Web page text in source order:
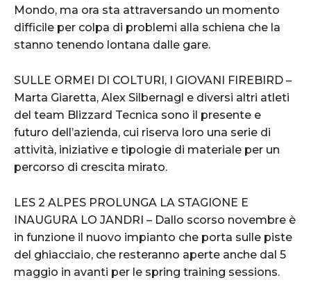
Mondo, ma ora sta attraversando un momento
difficile per colpa di problemi alla schiena che la
stanno tenendo lontana dalle gare.
SULLE ORMEI DI COLTURI, I GIOVANI FIREBIRD –
Marta Giaretta, Alex Silbernagl e diversi altri atleti
del team Blizzard Tecnica sono il presente e
futuro dell’azienda, cui riserva loro una serie di
attività, iniziative e tipologie di materiale per un
percorso di crescita mirato.
LES 2 ALPES PROLUNGA LA STAGIONE E
INAUGURA LO JANDRI – Dallo scorso novembre è
in funzione il nuovo impianto che porta sulle piste
del ghiacciaio, che resteranno aperte anche dal 5
maggio in avanti per le spring training sessions.